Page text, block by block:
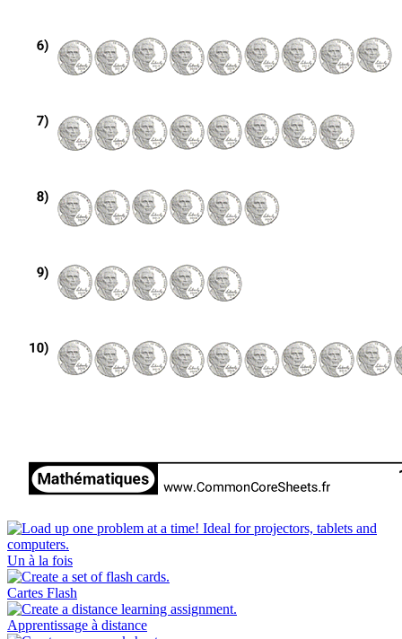
Un à la fois
Cartes Flash
Apprentissage à distance